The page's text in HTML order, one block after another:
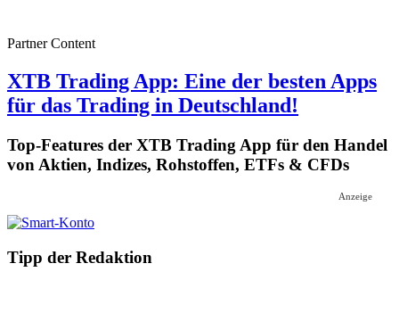
Partner Content
XTB Trading App: Eine der besten Apps
für das Trading in Deutschland!
Top-Features der XTB Trading App für den Handel
von Aktien, Indizes, Rohstoffen, ETFs & CFDs
Anzeige
Tipp der Redaktion